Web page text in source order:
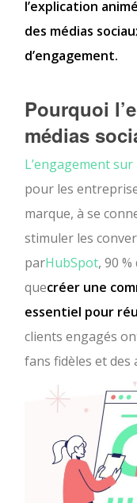
l’explication
des médias
d’engagement.
Pourquoi
médias
L’engagement
pour les
marque, à se
stimuler les
parHubSpot, 90
quecréer une
essentiel pour
clients engagés
fans fidèles et des